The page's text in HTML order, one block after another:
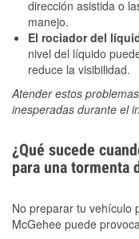
dirección asistida o
manejo.
El rociador del
nivel del líquido
reduce la visibilidad.
Atender estos
inesperadas durante el
¿Qué sucede
para una tormenta
No preparar tu vehículo
McGehee puede